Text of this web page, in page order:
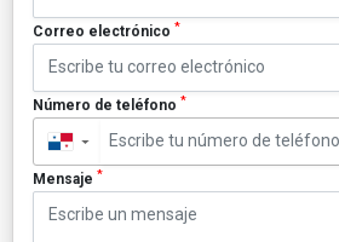
Correo electrónico *
Número de teléfono *
▼
Mensaje *